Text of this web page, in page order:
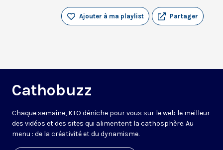
Partager
Ajouter à ma playlist
Cathobuzz
Chaque semaine, KTO déniche pour vous sur le web le meilleur
des vidéos et des sites qui alimentent la cathosphère. Au
menu : de la créativité et du dynamisme.